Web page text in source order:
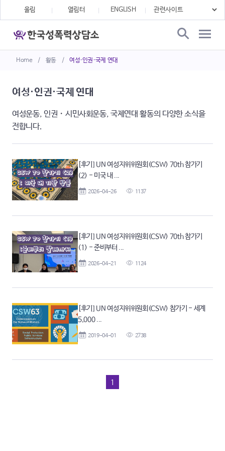
Home / 활동 / 여성·인권·국제 연대
울림 열림터 ENGLISH
여성·인권·국제 연대
여성운동, 인권・시민사회운동, 국제연대 활동의 다양한 소식을
전합니다.
[후기] UN 여성지위위원회(CSW) 70th 참가기
(2) - 미국 내 ...
2026-04-26 1137
[후기] UN 여성지위위원회(CSW) 70th 참가기
(1) - 준비부터 ...
2026-04-21 1124
[후기] UN 여성지위위원회(CSW) 참가기 - 세계
5,000 ...
2019-04-01 2738
1